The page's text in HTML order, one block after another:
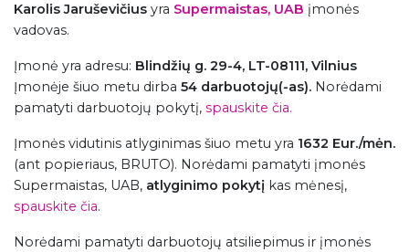
Karolis Jaruševičius yra Supermaistas, UAB įmonės
vadovas.
Įmonė yra adresu: Blindžių g. 29-4, LT-08111, Vilnius
Įmonėje šiuo metu dirba 54 darbuotojų(-as). Norėdami
pamatyti darbuotojų pokytį, spauskite čia.
Įmonės vidutinis atlyginimas šiuo metu yra 1632 Eur./mėn.
(ant popieriaus, BRUTO). Norėdami pamatyti įmonės
Supermaistas, UAB, atlyginimo pokytį kas mėnesį,
spauskite čia.
Norėdami pamatyti darbuotojų atsiliepimus ir įmonės